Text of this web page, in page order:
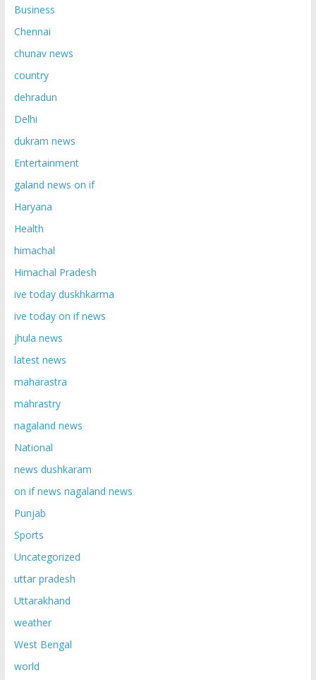
Business
Chennai
chunav news
country
dehradun
Delhi
dukram news
Entertainment
galand news on if
Haryana
Health
himachal
Himachal Pradesh
ive today duskhkarma
ive today on if news
jhula news
latest news
maharastra
mahrastry
nagaland news
National
news dushkaram
on if news nagaland news
Punjab
Sports
Uncategorized
uttar pradesh
Uttarakhand
weather
West Bengal
world